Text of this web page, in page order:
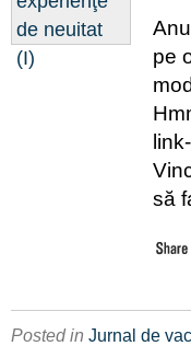
pe
să
Posted in Jurnal de